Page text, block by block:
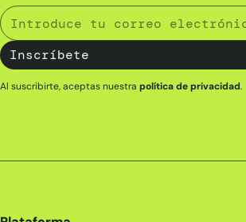
Al suscribirte, aceptas nuestra política de privacidad.